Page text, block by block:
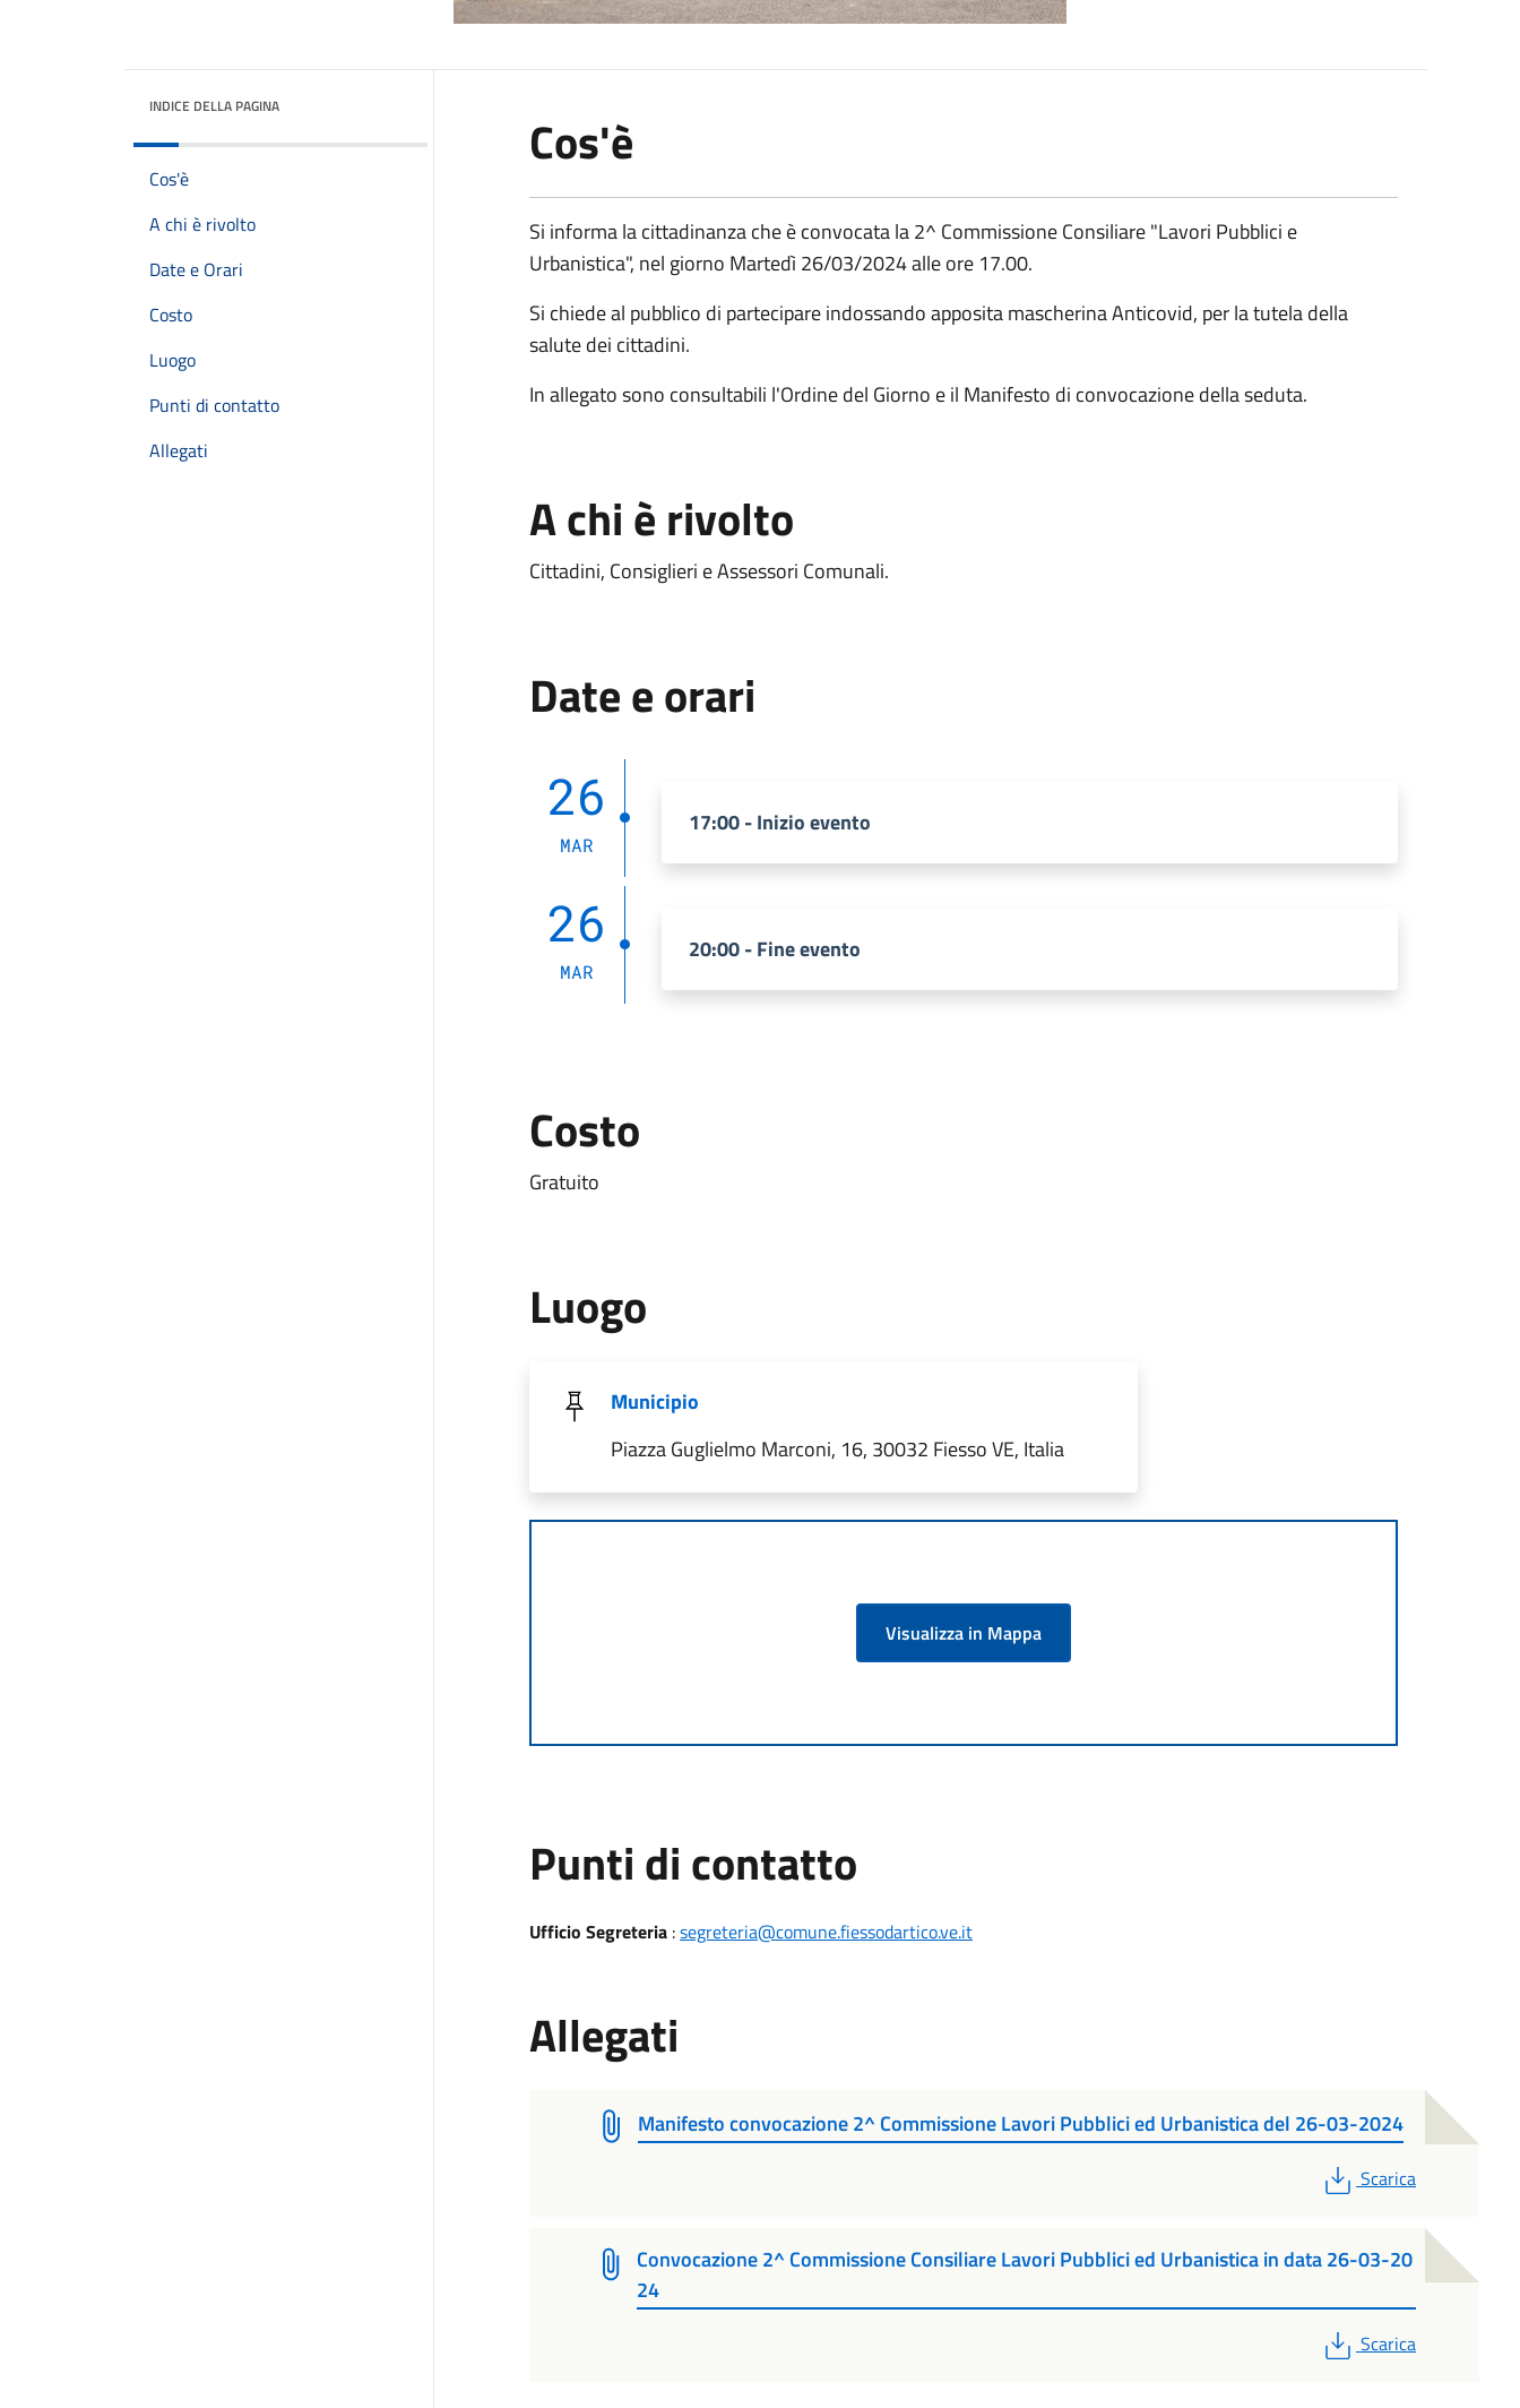
INDICE DELLA PAGINA
Cos'è
A chi è rivolto
Date e Orari
Costo
Luogo
Punti di contatto
Allegati
Cos'è
Si informa la cittadinanza che è convocata la 2^ Commissione Consiliare "Lavori Pubblici e
Urbanistica", nel giorno Martedì 26/03/2024 alle ore 17.00.
Si chiede al pubblico di partecipare indossando apposita mascherina Anticovid, per la tutela della
salute dei cittadini.
In allegato sono consultabili l'Ordine del Giorno e il Manifesto di convocazione della seduta.
A chi è rivolto
Cittadini, Consiglieri e Assessori Comunali.
Date e orari
26
MAR
17:00 - Inizio evento
26
MAR
20:00 - Fine evento
Costo
Gratuito
Luogo
Municipio
Piazza Guglielmo Marconi, 16, 30032 Fiesso VE, Italia
Visualizza in Mappa
Punti di contatto
Ufficio Segreteria:segreteria@comune.fiessodartico.ve.it
Allegati
Manifesto convocazione 2^ Commissione Lavori Pubblici ed Urbanistica del 26-03-2024
PDF
Scarica
Convocazione 2^ Commissione Consiliare Lavori Pubblici ed Urbanistica in data 26-03-20
24
PDF
Scarica